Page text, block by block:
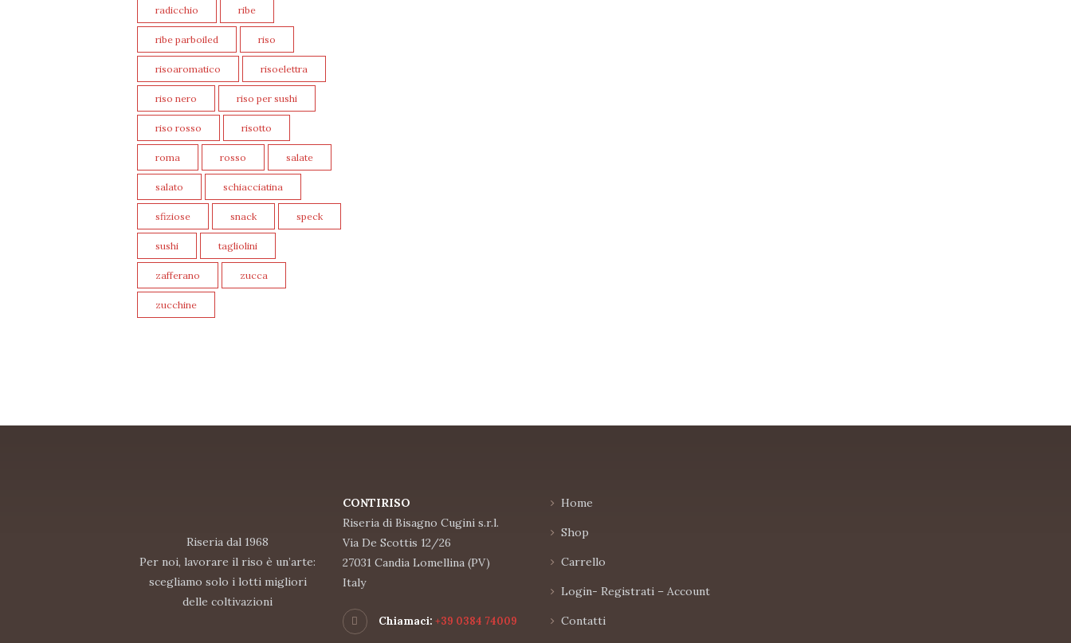
radicchio ribe
ribe parboiled riso
risoaromatico risoelettra
riso nero riso per sushi
riso rosso risotto
roma rosso salate
salato schiacciatina
sfiziose snack speck
sushi tagliolini
zafferano zucca
zucchine
Riseria dal 1968
Per noi, lavorare il riso è un’arte:
scegliamo solo i lotti migliori
delle coltivazioni
CONTIRISO
Riseria di Bisagno Cugini s.r.l.
Via De Scottis 12/26
27031 Candia Lomellina (PV)
Italy
Chiamaci: +39 0384 74009
Home
Shop
Carrello
Login- Registrati – Account
Contatti